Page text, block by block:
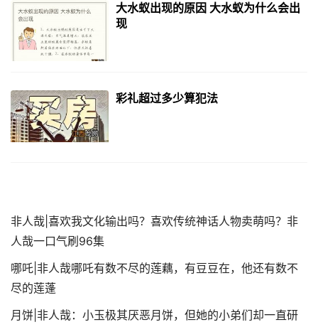
大水蚁出现的原因 大水蚁为什么会出
现
彩礼超过多少算犯法
非人哉|喜欢我文化输出吗？喜欢传统神话人物卖萌吗？非
人哉一口气刷96集
哪吒|非人哉哪吒有数不尽的莲藕，有豆豆在，他还有数不
尽的莲蓬
月饼|非人哉：小玉极其厌恶月饼，但她的小弟们却一直研